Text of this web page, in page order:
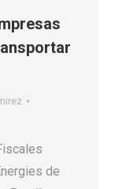
de